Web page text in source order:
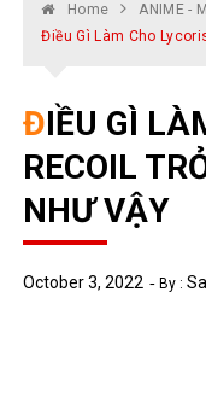
Home
ANIME -
Điều Gì Làm Cho
ĐIỀU GÌ LÀM CHO LYCORIS
RECOIL
NHƯ VẬY
October 3, 2022 By :